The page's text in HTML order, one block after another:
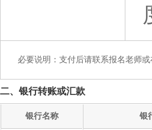
必要说明：支付后请联系报名老师
二、银行转账或汇款
银行名称 银